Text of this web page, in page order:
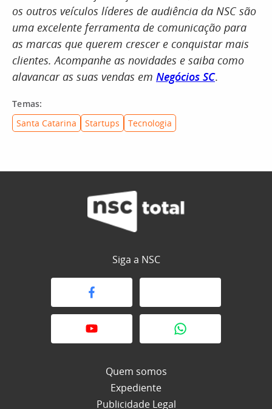
os outros veículos líderes de audiência da NSC são
uma excelente ferramenta de comunicação para
as marcas que querem crescer e conquistar mais
clientes. Acompanhe as novidades e saiba como
alavancar as suas vendas em Negócios SC.
Temas:
Santa Catarina
Startups Tecnologia
Siga a NSC
Quem somos
Expediente
Publicidade Legal